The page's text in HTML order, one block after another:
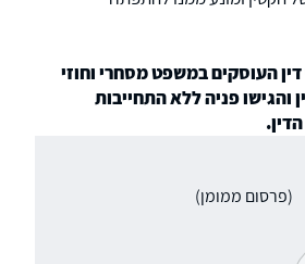
העוסקים במשפט מסחרי וחוזי
והגישו פניה ללא התחייבות
(פרסום ממומן)